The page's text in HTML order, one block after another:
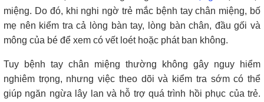
miệng. Do đó, khi nghi ngờ trẻ mắc bệnh tay chân miệng, bố
mẹ nên kiểm tra cả lòng bàn tay, lòng bàn chân, đầu gối và
mông của bé để xem có vết loét hoặc phát ban không.
Tuy bệnh tay chân miệng thường không gây nguy hiểm
nghiêm trọng, nhưng việc theo dõi và kiểm tra sớm có thể
giúp ngăn ngừa lây lan và hỗ trợ quá trình hồi phục của trẻ.